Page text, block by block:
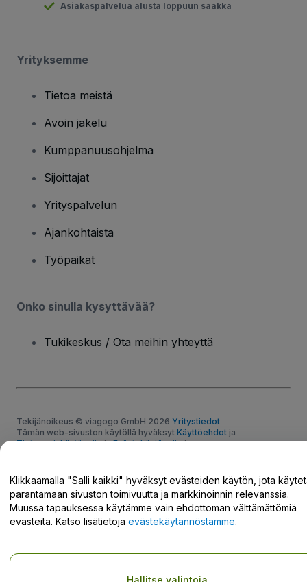
Asiakaspalvelua alusta loppuun saakka
Yrityksemme
Tietoa meistä
Avoin jakelu
Kumppanuusohjelma
Sijoittajat
Yrityspalvelun
Ajankohtaista
Työpaikat
Onko sinulla kysyttävää?
Tukikeskus / Ota meihin yhteyttä
Tekijänoikeus © viagogo GmbH 2026 Yritystiedot
Tämän web-sivuston käytöllä hyväksyt Käyttöehdot ja
TietosuojakäytännönjaEvästekäytännönja
Klikkaamalla "Salli kaikki" hyväksyt evästeiden käytön, jota
parantamaan sivuston toimivuutta ja markkinoinnin relevanssia.
Muussa tapauksessa käytämme vain ehdottoman välttämättömiä
evästeitä. Katso lisätietoja evästekäytännöstämme.
Hallitse valintoja